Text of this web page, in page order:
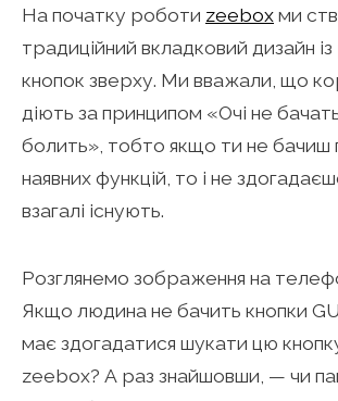
На початку роботи zeeboxми
традиційний вкладковий дизайн
кнопок зверху. Ми вважали, що
діють за принципом «Очі не
болить», тобто якщо ти не бачиш
наявних функцій, то і не
взагалі існують.
Розглянемо зображення на
Якщо людина не бачить кнопки
має здогадатися шукати цю
zeebox? А раз знайшовши, — чи